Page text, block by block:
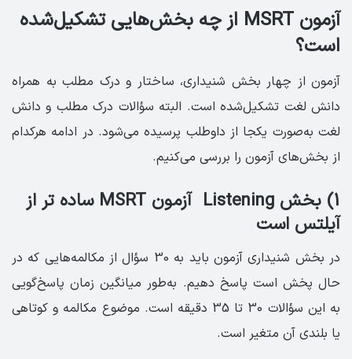
آزمون MSRT از چه بخش‌هایی تشکیل‌شده
است؟
آزمون از چهار بخش شنیداری، ساختار و درک مطلب به همراه
دانش لغت تشکیل‌شده است. البته سؤالات درک مطلب و دانش
لغت به‌صورت یکجا از داوطلب پرسیده می‌شود. در ادامه هرکدام
از بخش‌های آزمون را بررسی می‌کنیم.
1) بخش Listening آزمون MSRT ساده تر از
آیلتس است
در بخش شنیداری آزمون باید به 30 سؤال از مکالمه‌هایی که در
حال پخش است پاسخ دهیم. به‌طور میانگین زمان پاسخ‌گویی
به این سؤالات 30 تا 35 دقیقه است. موضوع مکالمه و کوتاهی
یا بلندی آن متغیر است.